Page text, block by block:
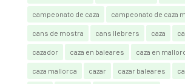
campeonato de caza campeonato de caza
cans de mostra cans llebrers caza
cazador caza en baleares caza en
caza mallorca cazar cazar baleares